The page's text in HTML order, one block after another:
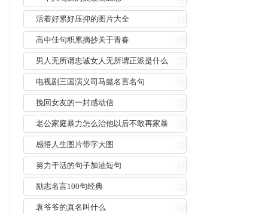
活着好累好压抑的图片大全
高中佳句积累摘抄关于青春
男人无所谓忠诚女人无所谓正派是什么
意思
电视剧三国演义司马懿名言名句
挽回女友的一封感动信
老公家庭暴力怎么治他以后不敢再家暴
感悟人生图片带字大图
努力干活的句子加油短句
励志名言100句经典
袁爷爷的真名叫什么